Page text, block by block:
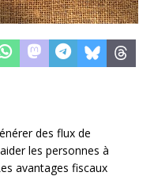
des flux de
les personnes à
avantages fiscaux